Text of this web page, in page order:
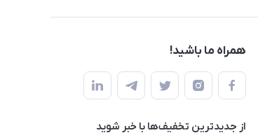
همراه ما باشید!
از جدید‌ترین تخفیف‌ها با‌ خبر شوید